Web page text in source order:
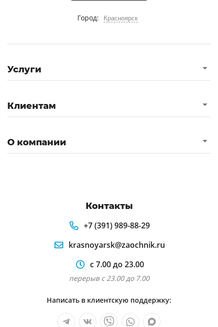
Город: Красноярск
Услуги
Клиентам
О компании
Контакты
+7 (391) 989-88-29
krasnoyarsk@zaochnik.ru
с 7.00 до 23.00
перерыв с 23.00 до 7.00
Написать в клиентскую поддержку: